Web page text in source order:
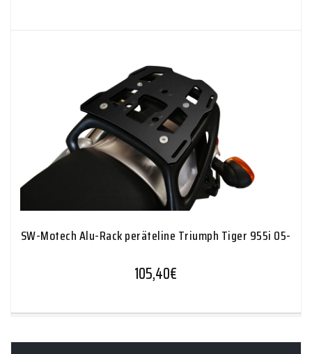
SW-Motech Alu-Rack peräteline Triumph Tiger 955i 05-
105,40€